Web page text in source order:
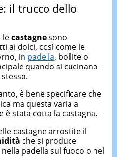
il trucco dello
lecastagnesono
ai dolci, così come le
in padella, bollite o
quando si cucinano
è bene specificare che
ma questa varia a
è stata cotta la castagna.
castagne arrostite il
che si produce
padella sul fuoco o nel